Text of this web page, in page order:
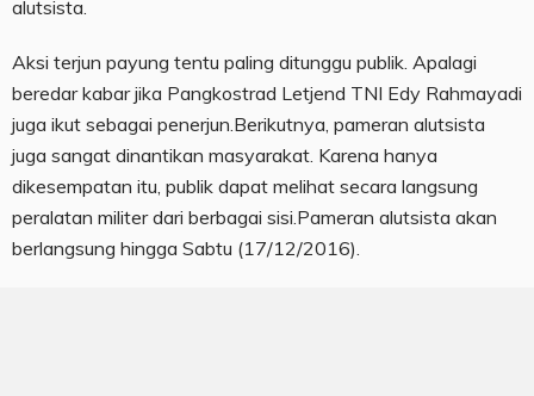
alutsista.
Aksi terjun payung tentu paling ditunggu publik. Apalagi
beredar kabar jika Pangkostrad Letjend TNI Edy Rahmayadi
juga ikut sebagai penerjun.Berikutnya, pameran alutsista
juga sangat dinantikan masyarakat. Karena hanya
dikesempatan itu, publik dapat melihat secara langsung
peralatan militer dari berbagai sisi.Pameran alutsista akan
berlangsung hingga Sabtu (17/12/2016).